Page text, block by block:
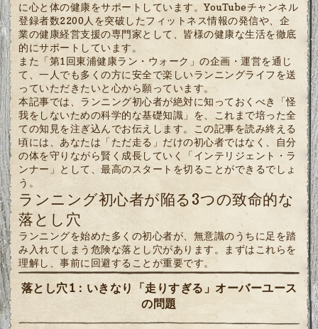
に心と体の健康をサポートしています。YouTubeチャンネル
登録者数2200人を突破したフィットネス情報の発信や、企
業の健康経営支援の専門家として、皆様の健康な生活を徹底
的にサポートしています。
また「第1回東浦健康ラン・ウォーク」の企画・運営を通じ
て、一人でも多くの方に安全で楽しいランニングライフを送
っていただきたいと心から願っています。
本記事では、ランニング初心者が絶対に知っておくべき「怪
我をしないための科学的な基礎知識」を、これまで培った全
ての知見を注ぎ込んでお伝えします。この記事を読み終える
頃には、あなたは「ただ走る」だけの初心者ではなく、自分
の体を守りながら賢く成長していく「インテリジェント・ラ
ンナー」として、最高のスタートを切ることができるでしょ
う。
ランニング初心者が陥る3つの致命的な
落とし穴
ランニングを始めた多くの初心者が、無意識のうちに足を踏
み入れてしまう危険な落とし穴があります。まずはこれらを
理解し、事前に回避することが重要です。
落とし穴1：いきなり「走りすぎる」オーバーユース
の問題